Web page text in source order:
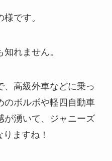
です。
れません。
、高級外車などに乗っ
のボルボや軽四自動車
が湧いて、ジャニーズ
ますね！